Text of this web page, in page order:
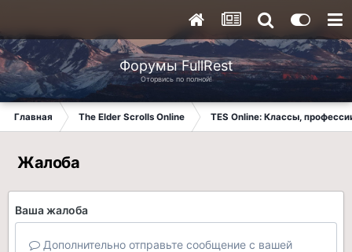
Форумы FullRest
Оторвись по полной!
Главная The Elder Scrolls Online TES Online: Классы,
Жалоба
Ваша жалоба
Дополнительно отправьте сообщение с вашей